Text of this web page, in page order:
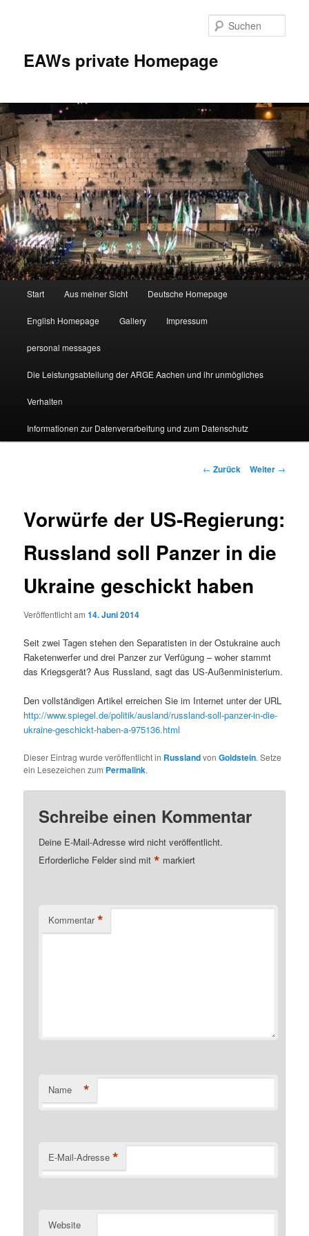
EAWs private Homepage
Start Aus meiner Sicht Deutsche Homepage
English Homepage Gallery Impressum
personal messages
Die Leistungsabteilung der ARGE Aachen und ihr unmögliches
Verhalten
Informationen zur Datenverarbeitung und zum Datenschutz
Beitragsnavigation
← Zurück Weiter →
Vorwürfe der US-Regierung:
Russland soll Panzer in die
Ukraine geschickt haben
Veröffentlicht am14. Juni 2014
Seit zwei Tagen stehen den Separatisten in der Ostukraine auch
Raketenwerfer und drei Panzer zur Verfügung – woher stammt
das Kriegsgerät? Aus Russland, sagt das US-Außenministerium.
Den vollständigen Artikel erreichen Sie im Internet unter der URL
http://www.spiegel.de/politik/ausland/russland-soll-panzer-in-die-
ukraine-geschickt-haben-a-975136.html
Dieser Eintrag wurde veröffentlicht in RusslandvonGoldstein. Setze
ein Lesezeichen zum Permalink.
Schreibe einen Kommentar
Deine E-Mail-Adresse wird nicht veröffentlicht.
Erforderliche Felder sind mit* markiert
Kommentar *
Name *
E-Mail-Adresse *
Website